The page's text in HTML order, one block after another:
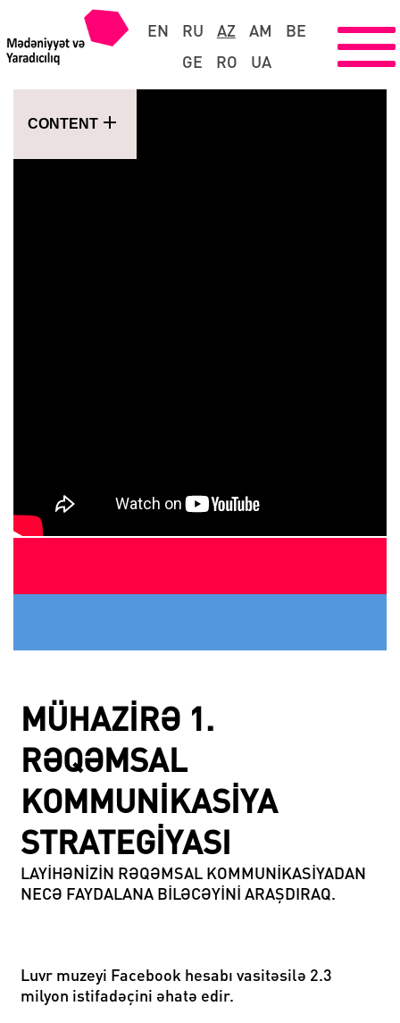
EN RU AZ AM
BE
GE
RO UA
CONTENT
MÜHAZIRƏ 1.
RƏQƏMSAL
KOMMUNIKASIYA
STRATEGIYASI
LAYIHƏNIZIN RƏQƏMSAL KOMMUNIKASIYADAN
NECƏ FAYDALANA BILƏCƏYINI ARAŞDIRAQ.
Luvr muzeyi Facebook hesabı vasitəsilə 2.3
milyon istifadəçini əhatə edir.